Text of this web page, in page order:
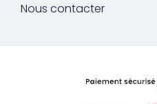
Nous contacter